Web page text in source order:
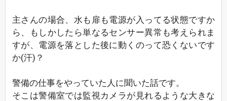
主さんの場合、水も扉も電源が入ってる状態ですか
ら、もしかしたら単なるセンサー異常も考えられま
すが、電源を落とした後に動くのって恐くないです
か(汗)？
警備の仕事をやっていた人に聞いた話です。
そこは警備室では監視カメラが見れるような大きな